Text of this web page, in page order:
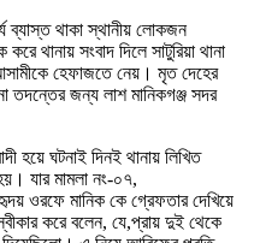
ব্যাস্ত থাকা স্থানীয় লোকজন
থানায় সংবাদ দিলে সাটুরিয়া থানা
হেফাজতে নেয়। মৃত দেহের
তদন্তের জন্য লাশ মানিকগঞ্জ সদর
হয়ে ঘটনাই দিনই থানায় লিখিত
যার মামলা নং-০৭,
ওরফে মানিক কে গ্রেফতার দেখিয়ে
করে বলেন, যে,প্রায় দুই থেকে